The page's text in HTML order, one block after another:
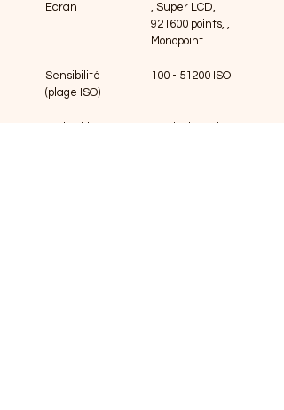
Ecran
, Super LCD,
921600 points, ,
Monopoint
Sensibilité
(plage ISO)
100 - 51200 ISO